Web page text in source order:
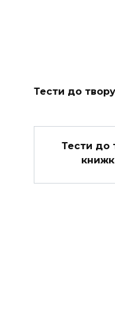
Тести до
Тести до